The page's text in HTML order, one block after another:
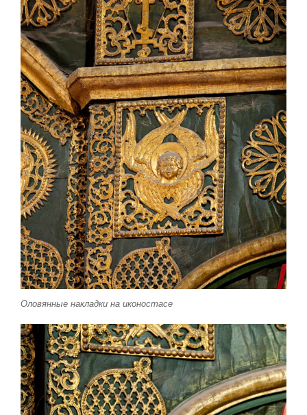
Оловянные накладки на иконостасе